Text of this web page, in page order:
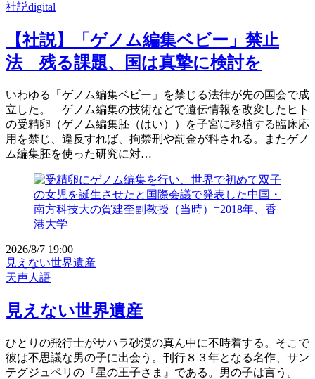
社説digital
【社説】「ゲノム編集ベビー」禁止
法 残る課題、国は真摯に検討を
いわゆる「ゲノム編集ベビー」を禁じる法律が先の国会で成
立した。 ゲノム編集の技術などで遺伝情報を改変したヒト
の受精卵（ゲノム編集胚（はい））を子宮に移植する臨床応
用を禁じ、違反すれば、拘禁刑や罰金が科される。またゲノ
ム編集胚を使った研究に対…
2026/8/7 19:00
見えない世界遺産
天声人語
見えない世界遺産
ひとりの飛行士がサハラ砂漠の真ん中に不時着する。そこで
彼は不思議な男の子に出会う。刊行８３年となる名作、サン
テグジュペリの『星の王子さま』である。男の子は言う。